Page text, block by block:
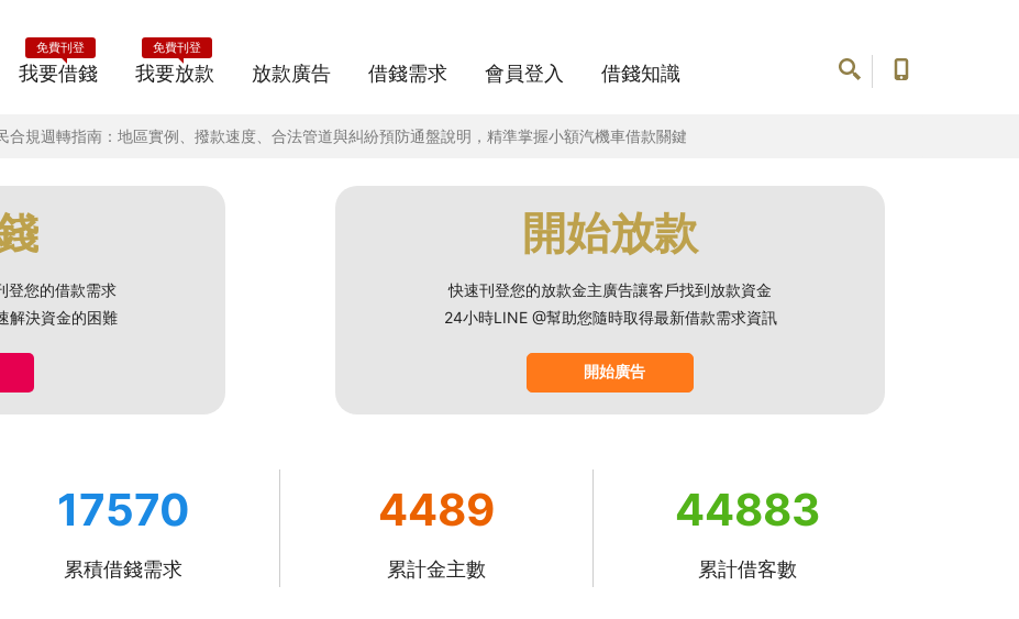
我要借錢
免費刊登
我要放款
免費刊登
放款廣告 借錢需求 會員登入 借錢知識
規週轉指南：地區實例、撥款速度、合法管道與糾紛預防通盤說明，精準掌握小額汽機車借款關鍵
登您的借款需求
解決資金的困難
開始放款
快速刊登您的放款金主廣告讓客戶找到放款資金
24小時LINE @幫助您隨時取得最新借款需求資訊
開始廣告
17570
累積借錢需求
4489
累計金主數
44883
累計借客數